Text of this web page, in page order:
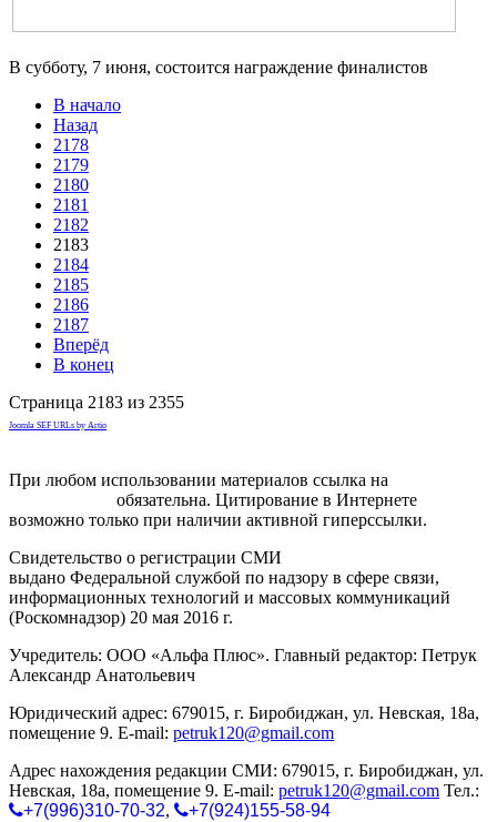
В субботу, 7 июня, состоится награждение финалистов
В начало
Назад
2178
2179
2180
2181
2182
2183
2184
2185
2186
2187
Вперёд
В конец
Страница 2183 из 2355
Joomla SEF URLs by Artio
При любом использовании материалов ссылка на
обязательна. Цитирование в Интернете
возможно только при наличии активной гиперссылки.
Свидетельство о регистрации СМИ
выдано Федеральной службой по надзору в сфере связи,
информационных технологий и массовых коммуникаций
(Роскомнадзор) 20 мая 2016 г.
Учредитель: ООО «Альфа Плюс». Главный редактор: Петрук
Александр Анатольевич
Юридический адрес: 679015, г. Биробиджан, ул. Невская, 18а,
помещение 9. E-mail: petruk120@gmail.com
Адрес нахождения редакции СМИ: 679015, г. Биробиджан, ул.
Невская, 18а, помещение 9. E-mail: petruk120@gmail.com Тел.:
+7(996)310-70-32,
+7(924)155-58-94